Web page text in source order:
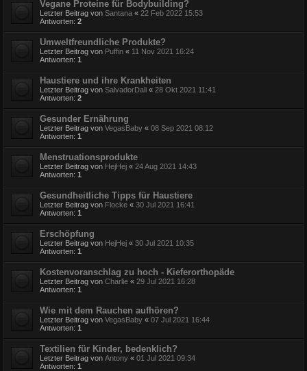
Vegane Proteine für Bodybuilding?
Letzter Beitrag von Santana « 22 Feb 2022 15:53
Antworten: 2
Umweltfreundliche Produkte?
Letzter Beitrag von Puffin « 11 Nov 2021 16:24
Antworten: 1
Haustiere und ihre Krankheiten
Letzter Beitrag von SalvadorDali « 28 Okt 2021 11:41
Antworten: 2
Gesunder Ernährung
Letzter Beitrag von VegasBaby « 08 Sep 2021 08:12
Antworten: 1
Menstruationsprodukte
Letzter Beitrag von HejHej « 24 Aug 2021 14:43
Antworten: 1
Gesundheitliche Tipps für Haustiere
Letzter Beitrag von Flocke « 30 Jul 2021 16:41
Antworten: 1
Erschöpfung
Letzter Beitrag von HejHej « 30 Jul 2021 10:35
Antworten: 1
Kostenvoranschlag zu hoch - Kieferorthopäde
Letzter Beitrag von Charlie « 29 Jul 2021 16:28
Antworten: 1
Wie mit dem Rauchen aufhören?
Letzter Beitrag von VegasBaby « 07 Jul 2021 16:44
Antworten: 1
Textilien für Kinder, bedenklich?
Letzter Beitrag von Antony « 01 Jul 2021 09:34
Antworten: 1